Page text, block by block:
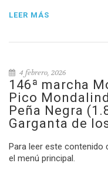
LEER MÁS
4 febrero, 2026
146ª marcha
Pico
Peña Negra
Garganta de
Para leer este contenido
el menú principal.